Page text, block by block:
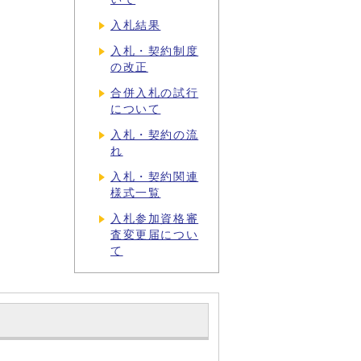
入札結果
入札・契約制度
の改正
合併入札の試行
について
入札・契約の流
れ
入札・契約関連
様式一覧
入札参加資格審
査変更届につい
て